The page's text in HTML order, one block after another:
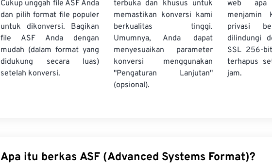
Cukup unggah file ASF Anda
dan pilih format file populer
untuk dikonversi. Bagikan
file ASF Anda dengan
mudah (dalam format yang
didukung secara luas)
setelah konversi.
terbuka dan khusus untuk
memastikan konversi kami
berkualitas tinggi.
Umumnya, Anda dapat
menyesuaikan parameter
konversi menggunakan
"Pengaturan Lanjutan"
(opsional).
web
menjamin
privasi
dilindungi
SSL 256-
terhapus
jam.
Apa itu berkas ASF (Advanced Systems Format)?